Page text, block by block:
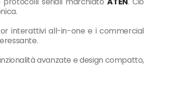
interattivi all-in-one e i commercial
avanzate e design compatto,